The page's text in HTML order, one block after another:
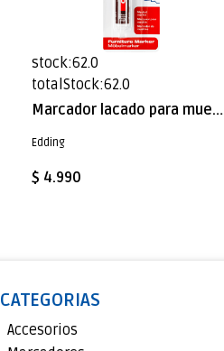
stock:62.0
totalStock:62.0
Marcador lacado para muebles Edding E-8900 Caoba
Edding
$ 4.990
CATEGORIAS
Accesorios